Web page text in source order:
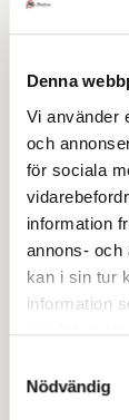
Denna
Vi använder
och
för sociala
information
annons- och
kan i sin tur
information
Nödvändig
Hur
Att
men
Visa
som
mig